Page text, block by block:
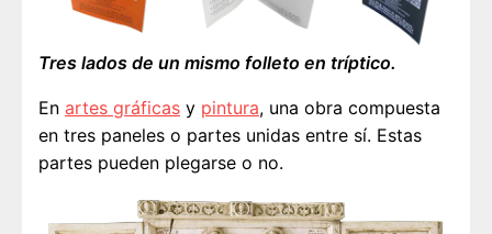
Tres lados de un mismo folleto en tríptico.
En artes gráficas y pintura, una obra compuesta
en tres paneles o partes unidas entre sí. Estas
partes pueden plegarse o no.